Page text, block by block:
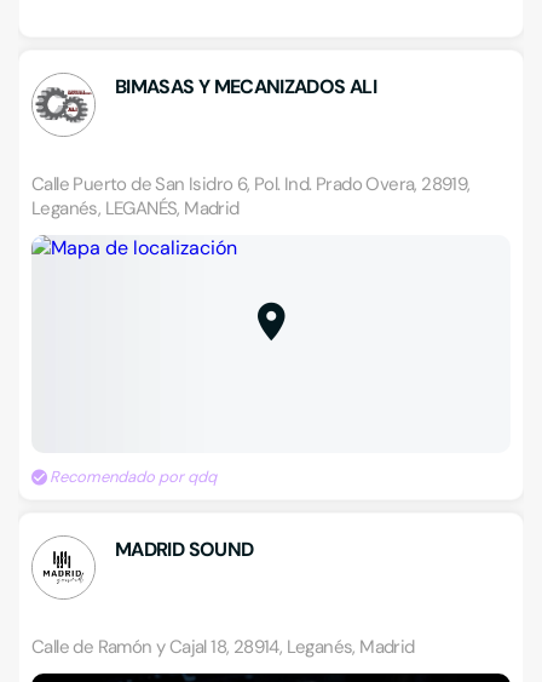
BIMASAS Y MECANIZADOS ALI
Calle Puerto de San Isidro 6, Pol. Ind. Prado Overa, 28919,
Leganés, LEGANÉS, Madrid
Recomendado por qdq
MADRID SOUND
Calle de Ramón y Cajal 18, 28914, Leganés, Madrid